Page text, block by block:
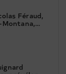
Féraud,
Montana,
Canal9